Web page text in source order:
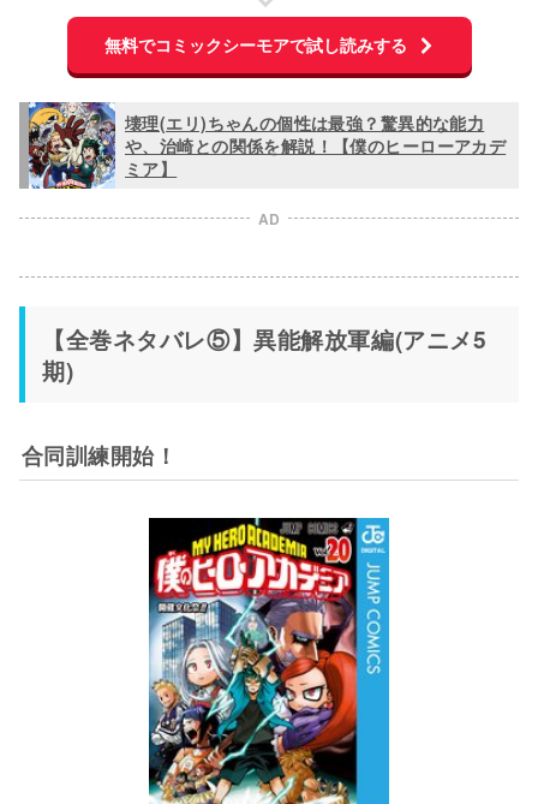
無料でコミックシーモアで試し読みする
壊理(エリ)ちゃんの個性は最強？驚異的な能力
や、治崎との関係を解説！【僕のヒーローアカデ
ミア】
AD
【全巻ネタバレ⑤】異能解放軍編(アニメ5
期)
合同訓練開始！